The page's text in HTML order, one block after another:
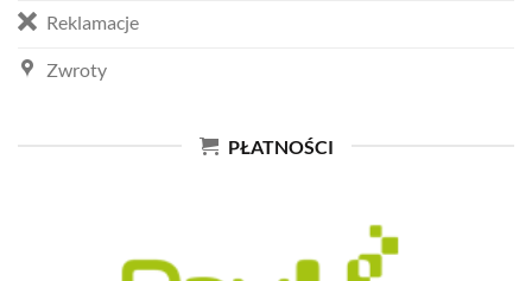
Reklamacje
Zwroty
PŁATNOŚCI